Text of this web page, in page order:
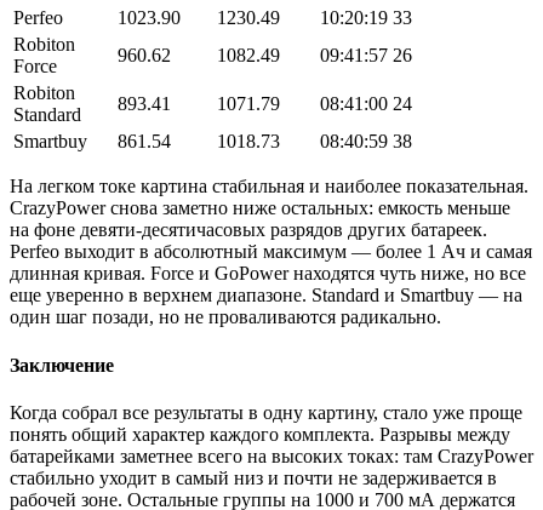
Perfeo
1023.90 1230.49 10:20:19 33
Robiton
Force
960.62 1082.49 09:41:57 26
Robiton
Standard
893.41 1071.79 08:41:00 24
Smartbuy
861.54 1018.73 08:40:59 38
На легком токе картина стабильная и наиболее показательная.
CrazyPower снова заметно ниже остальных: емкость меньше
на фоне девяти-десятичасовых разрядов других батареек.
Pеrfeo выходит в абсолютный максимум — более 1 Ач и самая
длинная кривая. Force и GoPower находятся чуть ниже, но все
еще уверенно в верхнем диапазоне. Standard и Smartbuy — на
один шаг позади, но не проваливаются радикально.
Заключение
Когда собрал все результаты в одну картину, стало уже проще
понять общий характер каждого комплекта. Разрывы между
батарейками заметнее всего на высоких токах: там CrazyPower
стабильно уходит в самый низ и почти не задерживается в
рабочей зоне. Остальные группы на 1000 и 700 мА держатся